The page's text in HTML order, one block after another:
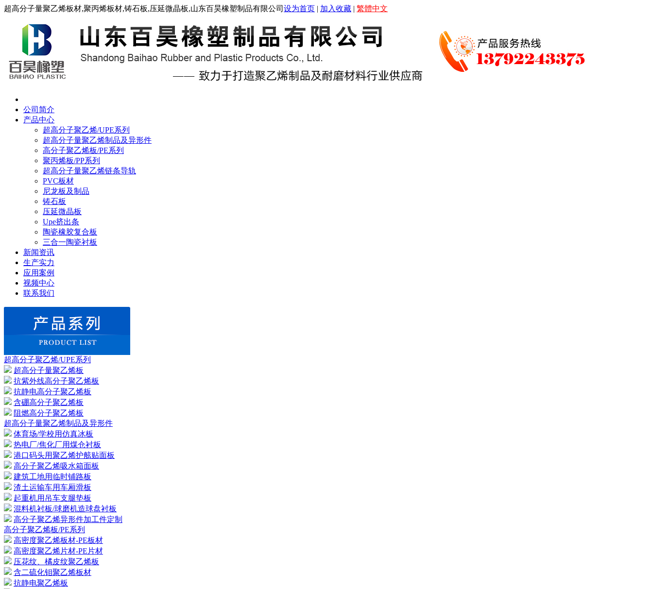
超高分子量聚乙烯板材,聚丙烯板材,铸石板,压延微晶板,山东百昊橡塑制品有限公司 设为首页 | 加入收藏 | 繁體中文
公司简介
产品中心
超高分子聚乙烯/UPE系列
超高分子量聚乙烯制品及异形件
高分子聚乙烯板/PE系列
聚丙烯板/PP系列
超高分子量聚乙烯链条导轨
PVC板材
尼龙板及制品
铸石板
压延微晶板
Upe挤出条
陶瓷橡胶复合板
三合一陶瓷衬板
新闻资讯
生产实力
应用案例
视频中心
联系我们
超高分子聚乙烯/UPE系列
超高分子量聚乙烯板
抗紫外线高分子聚乙烯板
抗静电高分子聚乙烯板
含硼高分子聚乙烯板
阻燃高分子聚乙烯板
超高分子量聚乙烯制品及异形件
体育场/学校用仿真冰板
热电厂/焦化厂用煤仓衬板
港口码头用聚乙烯护舷贴面板
高分子聚乙烯吸水箱面板
建筑工地用临时铺路板
渣土运输车用车厢滑板
起重机用吊车支腿垫板
混料机衬板/球磨机造球盘衬板
高分子聚乙烯异形件加工件定制
高分子聚乙烯板/PE系列
高密度聚乙烯板材-PE板材
高密度聚乙烯片材-PE片材
压花纹、橘皮纹聚乙烯板
含二硫化钼聚乙烯板材
抗静电聚乙烯板